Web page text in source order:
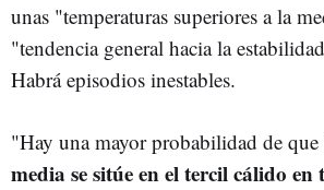
unas "temperaturas superiores a la
"tendencia general hacia la
Habrá episodios inestables.
"Hay una mayor probabilidad de que
media se sitúe en el tercil cálido en